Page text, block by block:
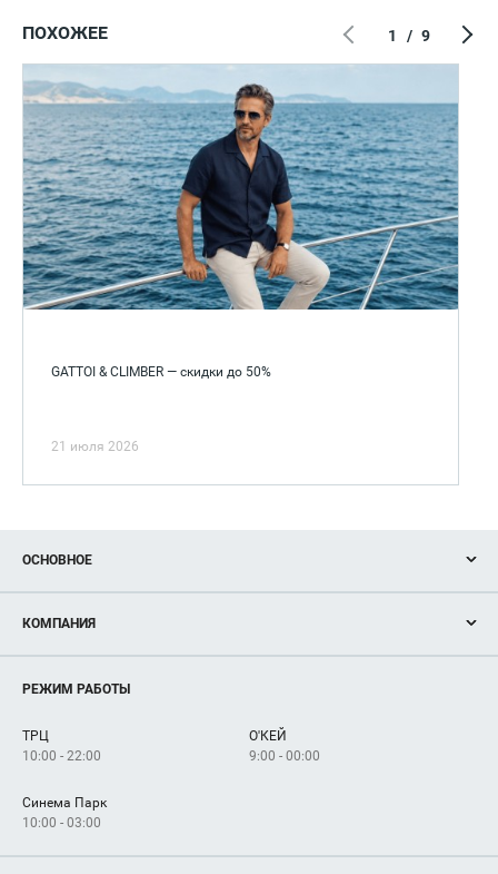
ПОХОЖЕЕ
GATTOI & CLIMBER — скидки до 50%
21 июля 2026
1 / 9
ОСНОВНОЕ
Новости
Магазины
Услуги
КОМПАНИЯ
Рекламодателям
Как добраться
РЕЖИМ РАБОТЫ
ТРЦ
10:00 - 22:00
О'КЕЙ
9:00 - 00:00
Синема Парк
10:00 - 03:00